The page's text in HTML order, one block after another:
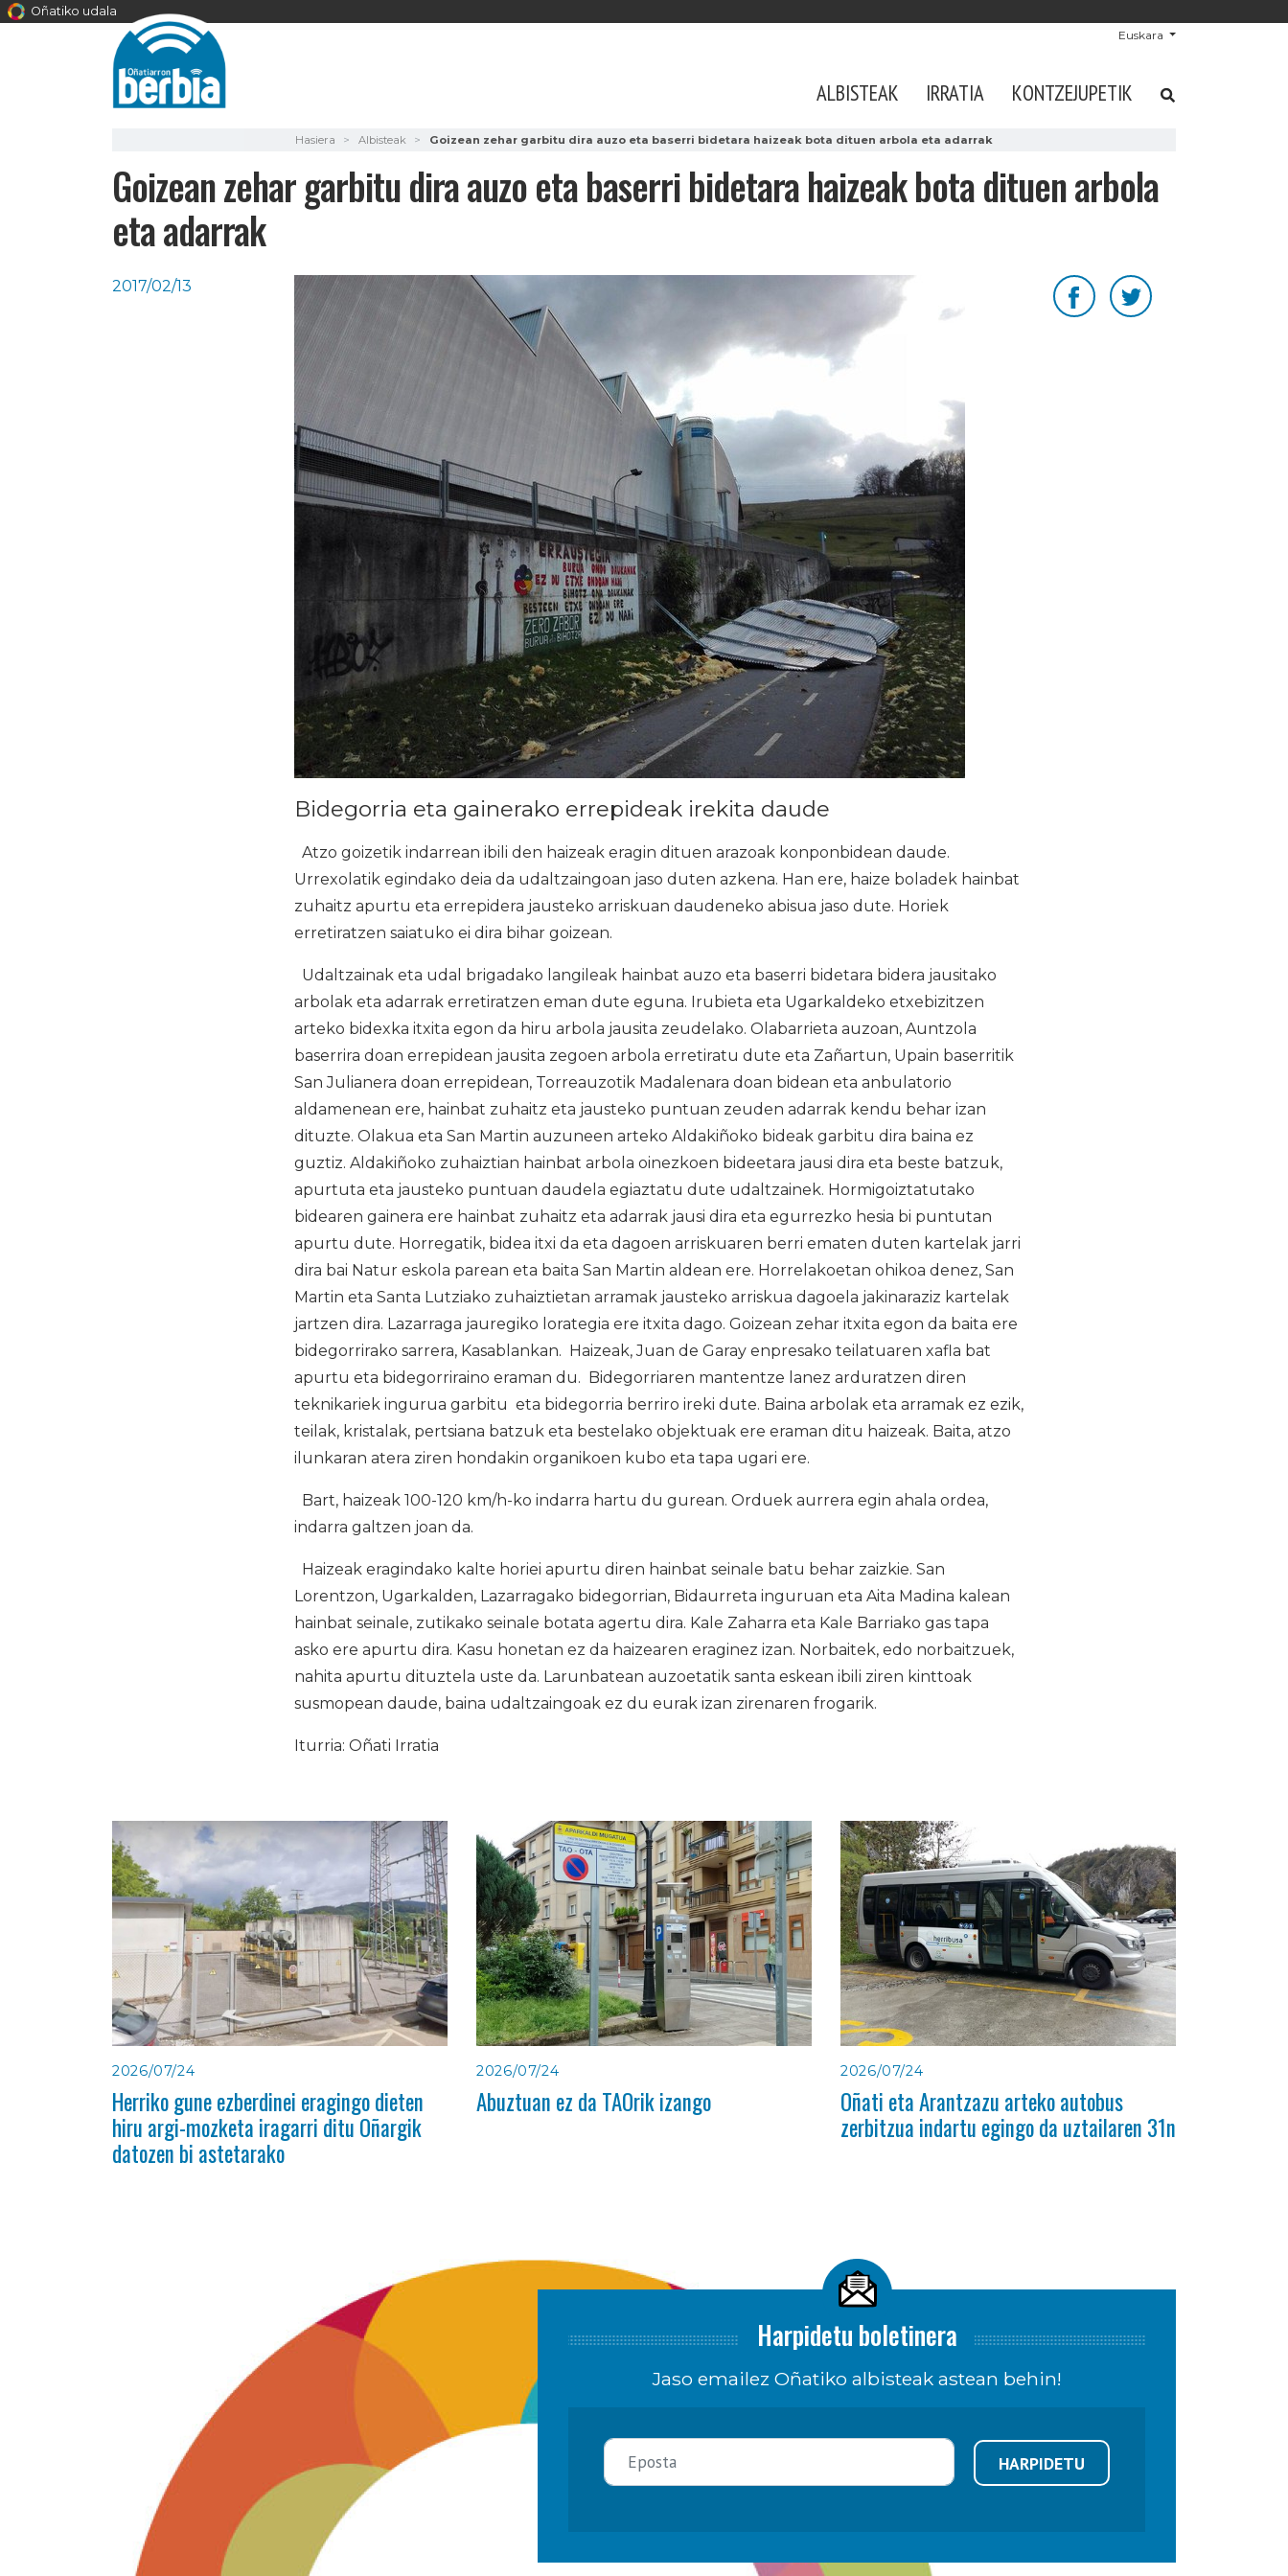
Oñatiko udala
Euskara
ALBISTEAK IRRATIA KONTZEJUPETIK
Hasiera Albisteak Goizean zehar garbitu dira auzo eta baserri bidetara haizeak bota dituen arbola eta adarrak
Goizean zehar garbitu dira auzo eta baserri bidetara haizeak bota dituen arbola
eta adarrak
2017/02/13
Bidegorria eta gainerako errepideak irekita daude
Atzo goizetik indarrean ibili den haizeak eragin dituen arazoak konponbidean daude.
Urrexolatik egindako deia da udaltzaingoan jaso duten azkena. Han ere, haize boladek hainbat
zuhaitz apurtu eta errepidera jausteko arriskuan daudeneko abisua jaso dute. Horiek
erretiratzen saiatuko ei dira bihar goizean.
Udaltzainak eta udal brigadako langileak hainbat auzo eta baserri bidetara bidera jausitako
arbolak eta adarrak erretiratzen eman dute eguna. Irubieta eta Ugarkaldeko etxebizitzen
arteko bidexka itxita egon da hiru arbola jausita zeudelako. Olabarrieta auzoan, Auntzola
baserrira doan errepidean jausita zegoen arbola erretiratu dute eta Zañartun, Upain baserritik
San Julianera doan errepidean, Torreauzotik Madalenara doan bidean eta anbulatorio
aldamenean ere, hainbat zuhaitz eta jausteko puntuan zeuden adarrak kendu behar izan
dituzte. Olakua eta San Martin auzuneen arteko Aldakiñoko bideak garbitu dira baina ez
guztiz. Aldakiñoko zuhaiztian hainbat arbola oinezkoen bideetara jausi dira eta beste batzuk,
apurtuta eta jausteko puntuan daudela egiaztatu dute udaltzainek. Hormigoiztatutako
bidearen gainera ere hainbat zuhaitz eta adarrak jausi dira eta egurrezko hesia bi puntutan
apurtu dute. Horregatik, bidea itxi da eta dagoen arriskuaren berri ematen duten kartelak jarri
dira bai Natur eskola parean eta baita San Martin aldean ere. Horrelakoetan ohikoa denez, San
Martin eta Santa Lutziako zuhaiztietan arramak jausteko arriskua dagoela jakinaraziz kartelak
jartzen dira. Lazarraga jauregiko lorategia ere itxita dago. Goizean zehar itxita egon da baita ere
bidegorrirako sarrera, Kasablankan. Haizeak, Juan de Garay enpresako teilatuaren xafla bat
apurtu eta bidegorriraino eraman du. Bidegorriaren mantentze lanez arduratzen diren
teknikariek ingurua garbitu eta bidegorria berriro ireki dute. Baina arbolak eta arramak ez ezik,
teilak, kristalak, pertsiana batzuk eta bestelako objektuak ere eraman ditu haizeak. Baita, atzo
ilunkaran atera ziren hondakin organikoen kubo eta tapa ugari ere.
Bart, haizeak 100-120 km/h-ko indarra hartu du gurean. Orduek aurrera egin ahala ordea,
indarra galtzen joan da.
Haizeak eragindako kalte horiei apurtu diren hainbat seinale batu behar zaizkie. San
Lorentzon, Ugarkalden, Lazarragako bidegorrian, Bidaurreta inguruan eta Aita Madina kalean
hainbat seinale, zutikako seinale botata agertu dira. Kale Zaharra eta Kale Barriako gas tapa
asko ere apurtu dira. Kasu honetan ez da haizearen eraginez izan. Norbaitek, edo norbaitzuek,
nahita apurtu dituztela uste da. Larunbatean auzoetatik santa eskean ibili ziren kinttoak
susmopean daude, baina udaltzaingoak ez du eurak izan zirenaren frogarik.
Iturria: Oñati Irratia
2026/07/24
Herriko gune ezberdinei eragingo dieten
hiru argi-mozketa iragarri ditu Oñargik
datozen bi astetarako
2026/07/24
Abuztuan ez da TAOrik izango
2026/07/24
Oñati eta Arantzazu arteko autobus
zerbitzua indartu egingo da uztailaren 31n
Harpidetu boletinera
Jaso emailez Oñatiko albisteak astean behin!
HARPIDETU